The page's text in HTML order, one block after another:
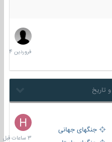
29
فروردین
1404
جنگهای جهانی
3
ساعات
قبل